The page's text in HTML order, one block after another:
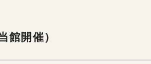
館開催）